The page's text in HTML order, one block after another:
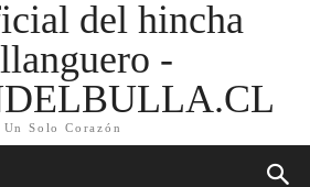
del hincha
-
Un Solo Corazón